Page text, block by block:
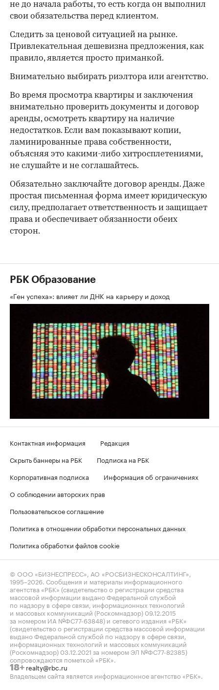
не до начала работы, то есть когда он выполнил
свои обязательства перед клиентом.
Следить за ценовой ситуацией на рынке.
Привлекательная дешевизна предложения, как
правило, является просто приманкой.
Внимательно выбирать риэлтора или агентство.
Во время просмотра квартиры и заключения
внимательно проверить документы и договор
аренды, осмотреть квартиру на наличие
недостатков. Если вам показывают копии,
ламинированные права собственности,
объясняя это какими-либо хитросплетениями,
не слушайте и не соглашайтесь.
Обязательно заключайте договор аренды. Даже
простая письменная форма имеет юридическую
силу, предполагает ответственность и защищает
права и обеспечивает обязанности обеих
сторон.
РБК Образование
«Ген успеха»: влияет ли ДНК на карьеру и доход
Контактная информация
Редакция
Скрыть баннеры на РБК
Подписка на РБК
Корпоративная подписка
Информация об ограничениях
О соблюдении авторских прав
Пользовательское соглашение
Политика в отношении обработки персональных данных
Политика обработки файлов cookie
© ООО «БИЗНЕСПРЕСС», АО «РОСБИЗНЕСКОНСАЛТИНГ»,
1995–2026 . Сообщения и материалы информационного
агентства «РБК» (свидетельство о регистрации средства
массовой информации выдано Федеральной службой
по надзору в сфере связи, информационных технологий
и массовых коммуникаций (Роскомнадзор) 09.12.2015
за номером ИА №ФС77-63848) и сетевого издания «РБК»
(свидетельство о регистрации средства массовой информации
выдано Федеральной службой по надзору в сфере связи,
информационных технологий и массовых коммуникаций
(Роскомнадзор) 03.12.2021 за номером ЭЛ №ФС77-82385)
сопровождаются пометкой «РБК».
18+ realty@rbc.ru
Владельцем сайта является информационное агентство «РБК».